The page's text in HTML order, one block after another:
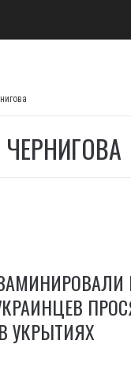
УКРЫТИЯХ